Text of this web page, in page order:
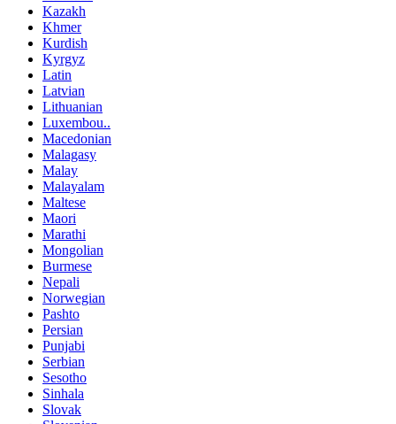
Kazakh
Khmer
Kurdish
Kyrgyz
Latin
Latvian
Lithuanian
Luxembou..
Macedonian
Malagasy
Malay
Malayalam
Maltese
Maori
Marathi
Mongolian
Burmese
Nepali
Norwegian
Pashto
Persian
Punjabi
Serbian
Sesotho
Sinhala
Slovak